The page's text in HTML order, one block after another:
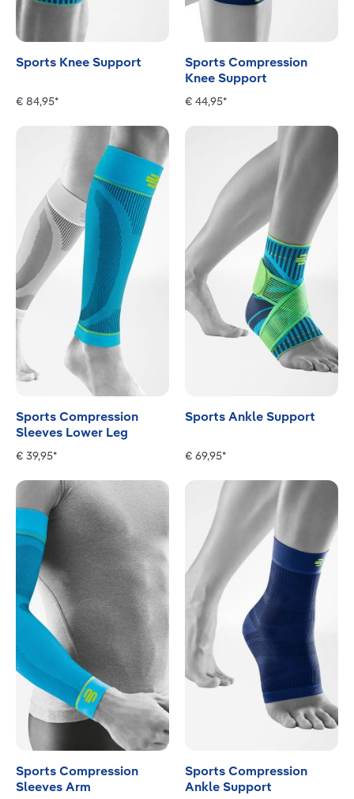
Sports Knee Support
€ 84,95*
Sports Compression
Knee Support
€ 44,95*
Sports Compression
Sleeves Lower Leg
€ 39,95*
Sports Ankle Support
€ 69,95*
Sports Compression
Sleeves Arm
Sports Compression
Ankle Support